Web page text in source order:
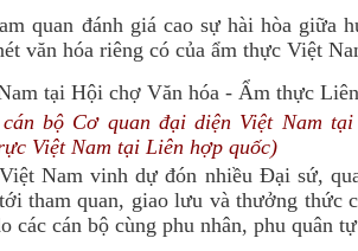
quan đánh giá cao sự hài hòa giữa
văn hóa riêng có của ẩm thực Việt
bộ Cơ quan đại diện Việt Nam
Việt Nam tại Liên hợp quốc)
Nam vinh dự đón nhiều Đại sứ,
tham quan, giao lưu và thưởng thức
các cán bộ cùng phu nhân, phu quân